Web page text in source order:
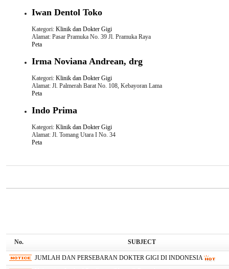
Iwan Dentol Toko
Kategori: Klinik dan Dokter Gigi
Alamat: Pasar Pramuka No. 39 Jl. Pramuka Raya
Peta
Irma Noviana Andrean, drg
Kategori: Klinik dan Dokter Gigi
Alamat: Jl. Palmerah Barat No. 108, Kebayoran Lama
Peta
Indo Prima
Kategori: Klinik dan Dokter Gigi
Alamat: Jl. Tomang Utara I No. 34
Peta
No. SUBJECT
JUMLAH DAN PERSEBARAN DOKTER GIGI DI INDONESIA